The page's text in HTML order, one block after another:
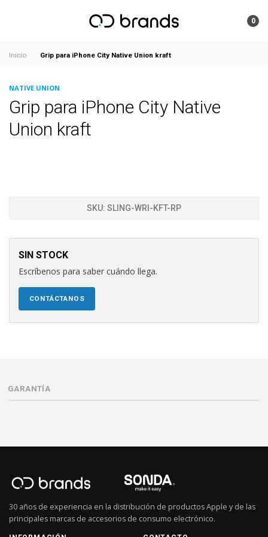
0
Inicio Grip para iPhone City Native Union kraft
NATIVE UNION
Grip para iPhone City Native
Union kraft
SKU: SLING-WRI-KFT-RP
SIN STOCK
Escríbenos para saber cuándo llega.
CONTÁCTANOS
GARANTÍA
30 años de experiencia en la distribución de productos Apple y de las
principales marcas de accesorios de consumo electrónico.